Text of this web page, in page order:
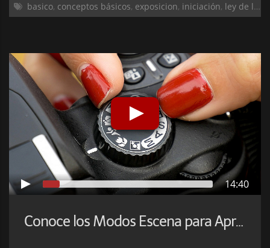
basico, conceptos básicos, exposicion, iniciación, ley de la reciprocidad
14:40
Conoce los Modos Escena para Aprender Más